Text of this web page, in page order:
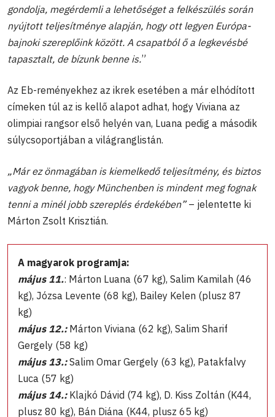
gondolja, megérdemli a lehetőséget a felkészülés során
nyújtott teljesítménye alapján, hogy ott legyen Európa-
bajnoki szereplőink között. A csapatból ő a legkevésbé
tapasztalt, de bízunk benne is.”
Az Eb-reményekhez az ikrek esetében a már elhódított
címeken túl az is kellő alapot adhat, hogy Viviana az
olimpiai rangsor első helyén van, Luana pedig a második
súlycsoportjában a világranglistán.
„Már ez önmagában is kiemelkedő teljesítmény, és biztos
vagyok benne, hogy Münchenben is mindent meg fognak
tenni a minél jobb szereplés érdekében”– jelentette ki
Márton Zsolt Krisztián.
A magyarok programja:
május 11.: Márton Luana (67 kg), Salim Kamilah (46
kg), Józsa Levente (68 kg), Bailey Kelen (plusz 87
kg)
május 12.:Márton Viviana (62 kg), Salim Sharif
Gergely (58 kg)
május 13.:Salim Omar Gergely (63 kg), Patakfalvy
Luca (57 kg)
május 14.:Klajkó Dávid (74 kg), D. Kiss Zoltán (K44,
plusz 80 kg), Bán Diána (K44, plusz 65 kg)